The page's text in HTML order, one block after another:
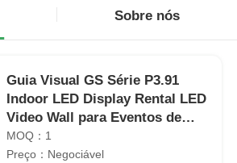
Sobre nós
Guia Visual GS Série P3.91
Indoor LED Display Rental LED
Video Wall para Eventos de
palco Eventos corporativos e
conferências
MOQ：1
Preço：Negociável